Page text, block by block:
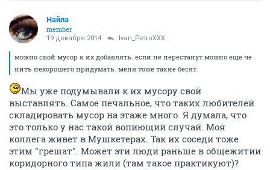
Найла
member
19 декабря 2014 Ivan_PetroXXX
можно свой мусор к их добавлять. если не перестанут можно еще че
нить нехорошего придумать. меня тоже такие бесят.
Мы уже подумывали к их мусору свой
выставлять. Самое печальное, что таких любителей
складировать мусор на этаже много. Я думала, что
это только у нас такой вопиющий случай. Моя
коллега живет в Мушкетерах. Так их соседи тоже
этим "грешат". Может эти люди раньше в общежитии
коридорного типа жили (там такое практикуют)?